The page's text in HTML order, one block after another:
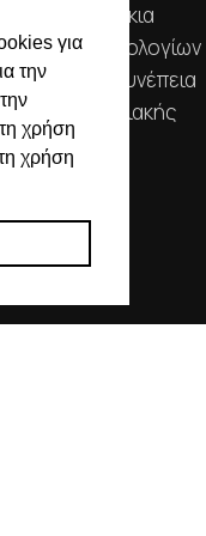
για
την
χρήση
χρήση
λουράκια
ωρολογίων
& η συνέπεια
οικογενειακής